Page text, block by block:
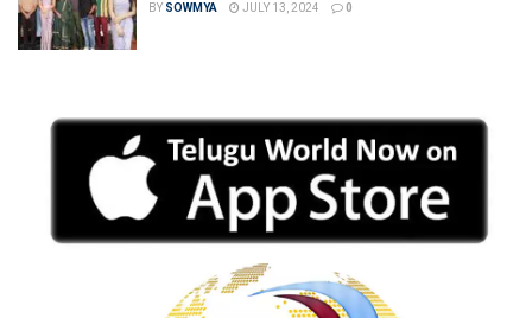
BY SOWMYA JULY 13, 2024 0